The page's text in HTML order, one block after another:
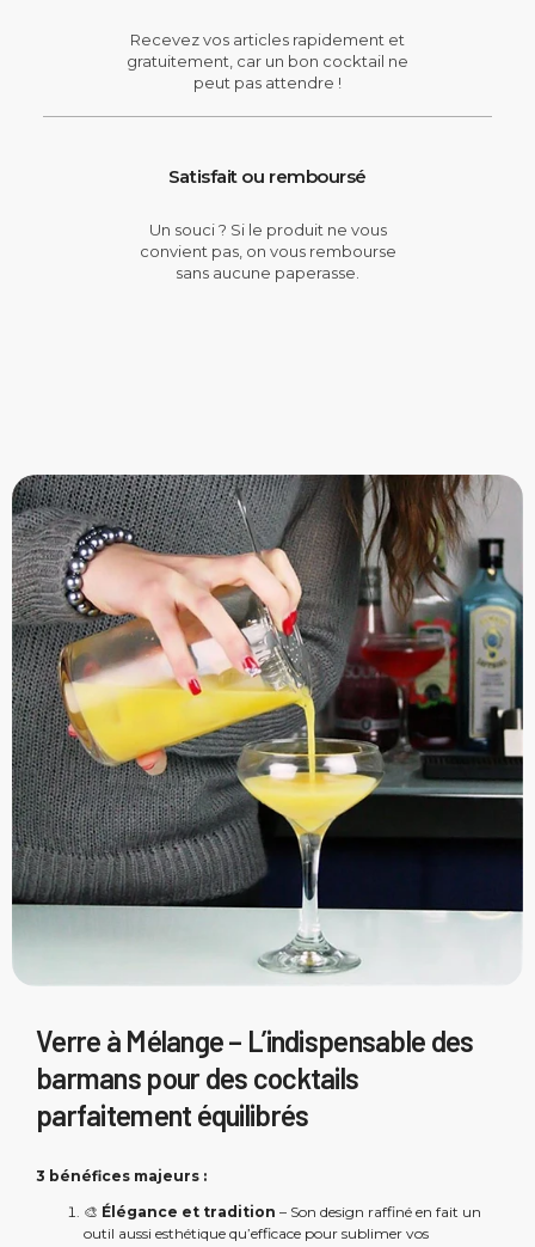
Recevez vos articles rapidement et
gratuitement, car un bon cocktail ne
peut pas attendre !
Satisfait ou remboursé
Un souci ? Si le produit ne vous
convient pas, on vous rembourse
sans aucune paperasse.
Verre à Mélange – L’indispensable des
barmans pour des cocktails
parfaitement équilibrés
3 bénéfices majeurs :
🎨 Élégance et tradition – Son design raffiné en fait un
outil aussi esthétique qu’efficace pour sublimer vos